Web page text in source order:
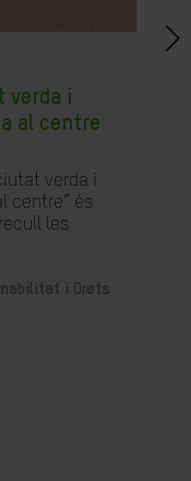
verda i
al centre
verda i
centre” és
les
i Drets